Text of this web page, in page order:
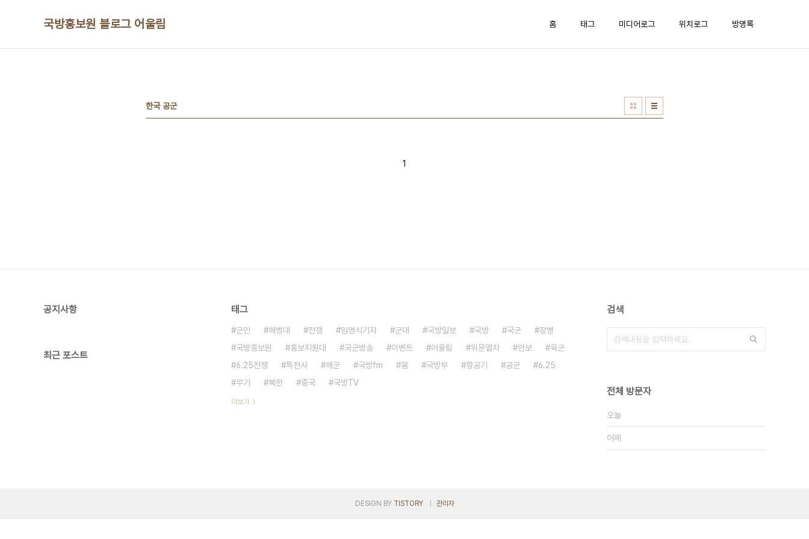
국방홍보원 블로그 어울림 홈 태그 미디어로그 위치로그 방명록
한국 공군
1
공지사항
최근 포스트
태그
군인 해병대 전쟁 임영식기자 군대 국방일보 국방 국군
장병
국방홍보원
홍보지원대 국군방송 이벤트 어울림 위문열차 안보
육군
6.25전쟁
특전사 해군 국방fm 붐 국방부 항공기 공군
6.25
무기
북한 중국 국방TV
더보기
검색
전체 방문자
오늘
어제
DESIGN BY TISTORY 관리자